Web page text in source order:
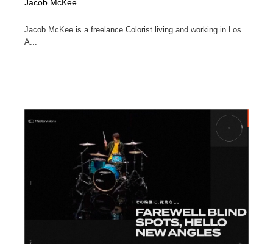
Jacob McKee
Jacob McKee is a freelance Colorist living and working in Los
A...